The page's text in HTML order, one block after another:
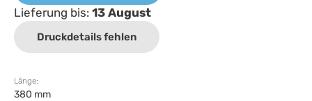
Lieferung bis: 13 August
Druckdetails fehlen
Länge:
380 mm